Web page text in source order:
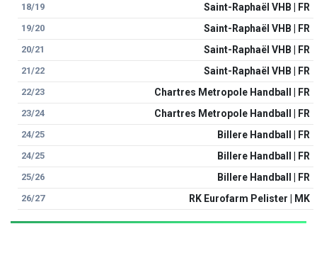
18/19 Saint-Raphaël VHB | FR
19/20 Saint-Raphaël VHB | FR
20/21 Saint-Raphaël VHB | FR
21/22 Saint-Raphaël VHB | FR
22/23 Chartres Metropole Handball | FR
23/24 Chartres Metropole Handball | FR
24/25 Billere Handball | FR
24/25 Billere Handball | FR
25/26 Billere Handball | FR
26/27 RK Eurofarm Pelister | MK